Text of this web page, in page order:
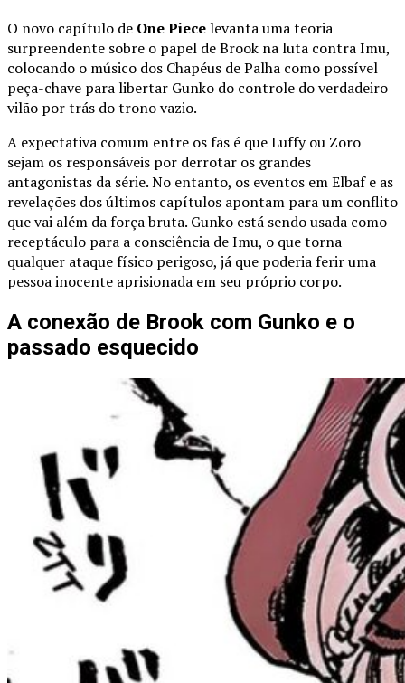
O novo capítulo de One Piecelevanta uma teoria
surpreendente sobre o papel de Brook na luta contra Imu,
colocando o músico dos Chapéus de Palha como possível
peça-chave para libertar Gunko do controle do verdadeiro
vilão por trás do trono vazio.
A expectativa comum entre os fãs é que Luffy ou Zoro
sejam os responsáveis por derrotar os grandes
antagonistas da série. No entanto, os eventos em Elbaf e as
revelações dos últimos capítulos apontam para um conflito
que vai além da força bruta. Gunko está sendo usada como
receptáculo para a consciência de Imu, o que torna
qualquer ataque físico perigoso, já que poderia ferir uma
pessoa inocente aprisionada em seu próprio corpo.
A conexão de Brook com Gunko e o
passado esquecido